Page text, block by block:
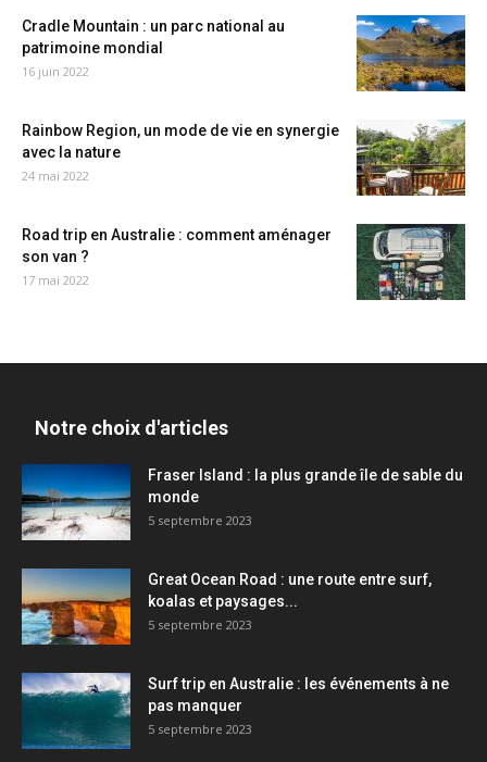
Cradle Mountain : un parc national au
patrimoine mondial
16 juin 2022
Rainbow Region, un mode de vie en synergie
avec la nature
24 mai 2022
Road trip en Australie : comment aménager
son van ?
17 mai 2022
Notre choix d'articles
Fraser Island : la plus grande île de sable du
monde
5 septembre 2023
Great Ocean Road : une route entre surf,
koalas et paysages...
5 septembre 2023
Surf trip en Australie : les événements à ne
pas manquer
5 septembre 2023